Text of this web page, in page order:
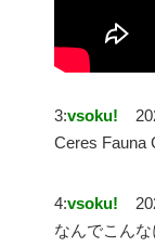
3:vsoku!
Ceres Fauna
4:vsoku!
なんでこん